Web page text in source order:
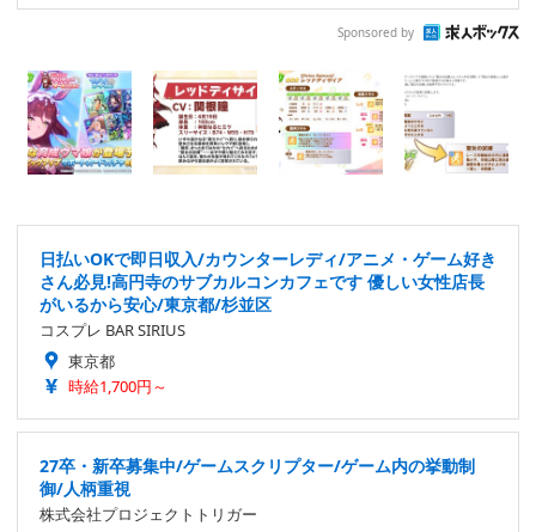
Sponsored by
日払いOKで即日収入/カウンターレディ/アニメ・ゲーム好き
さん必見!高円寺のサブカルコンカフェです 優しい女性店長
がいるから安心/東京都/杉並区
コスプレ BAR SIRIUS
東京都
時給1,700円～
27卒・新卒募集中/ゲームスクリプター/ゲーム内の挙動制
御/人柄重視
株式会社プロジェクトトリガー